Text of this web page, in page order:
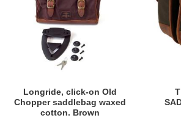
Longride, click-on Old
Chopper saddlebag waxed
cotton. Brown